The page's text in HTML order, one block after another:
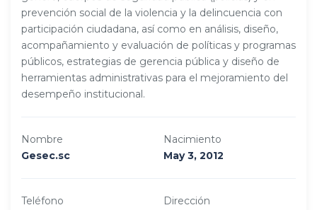
prevención social de la violencia y la delincuencia con
participación ciudadana, así como en análisis, diseño,
acompañamiento y evaluación de políticas y programas
públicos, estrategias de gerencia pública y diseño de
herramientas administrativas para el mejoramiento del
desempeño institucional.
Nombre
Gesec.sc
Nacimiento
May 3, 2012
Teléfono
Dirección